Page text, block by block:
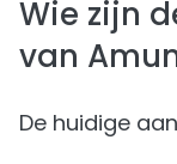
Wie zijn
van
De huidige